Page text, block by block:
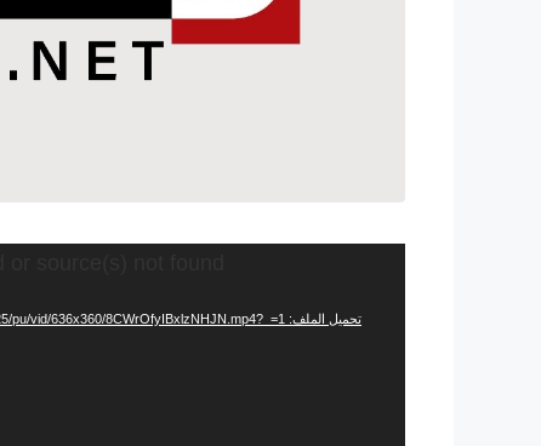
تحميل الملف: https://video.twimg.com/ext_tw_video/1431647964003405825/pu/vid/636x360/8CWrOfyIBxlzNHJN.mp4?_=1